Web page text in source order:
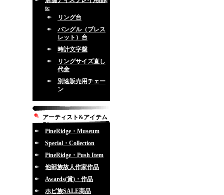
tc
リング台
バングル（ブレス
レット）台
時計文字盤
リングサイズ直し
代金
別途販売用チェー
ン
アーティスト&アイテム
別
PineRidge・Museum
Special・Collection
PineRidge・Push Item
他部族故人作家作品
Awards(賞)・作品
ホピ族SALE商品